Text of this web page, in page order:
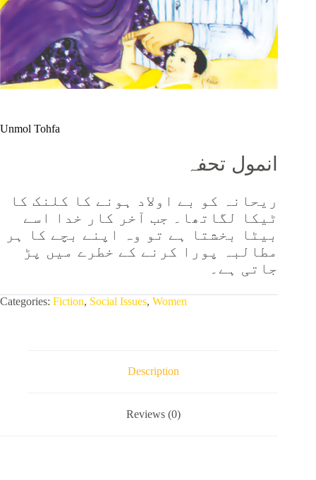
Unmol Tohfa
انمول تحفہ
ریحانہ کو بے اولاد ہونے کا کلنک کا
ٹیکا لگاتھا۔ جب آخر کار خدا اسے
بیٹا بخشتا ہے تو وہ اپنے بچے کا ہر
مطالبہ پورا کرنے کے خطرے میں پڑ
جاتی ہے۔
Categories: Fiction, Social Issues, Women
Description
Reviews (0)